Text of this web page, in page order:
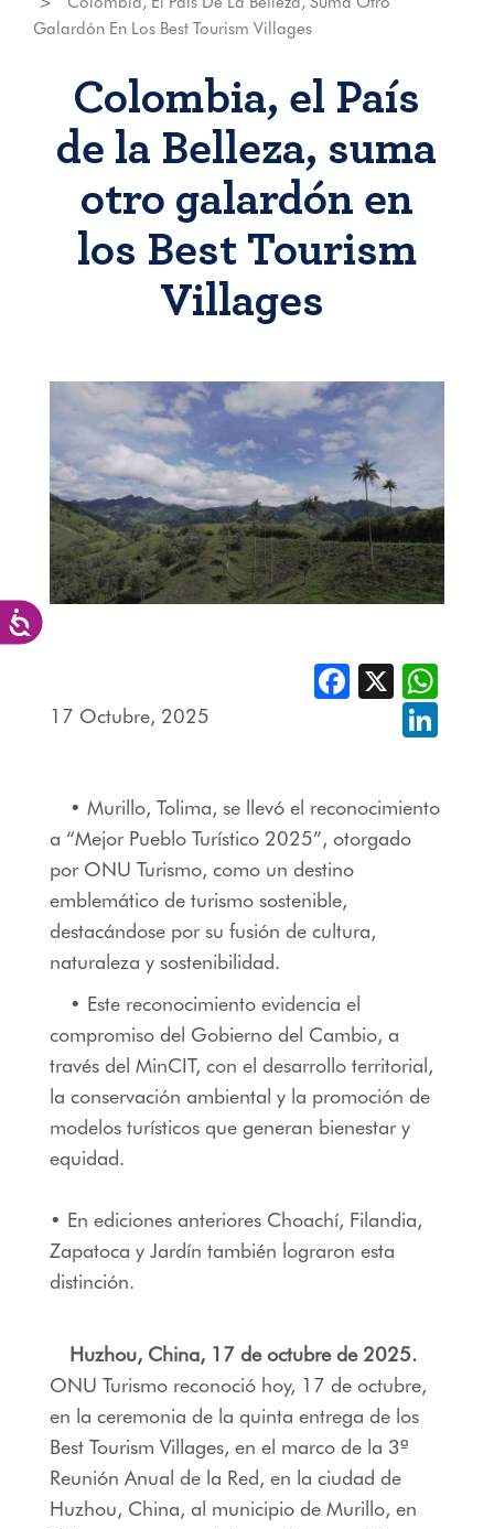
Accesibilidad
Galardón En Los Best Tourism Villages
Colombia, el País
de la Belleza, suma
otro galardón en
los Best Tourism
Villages
17 Octubre, 2025
Facebook
X
• Murillo, Tolima, se llevó el reconocimiento
a “Mejor Pueblo Turístico 2025”, otorgado
por ONU Turismo, como un destino
emblemático de turismo sostenible,
destacándose por su fusión de cultura,
naturaleza y sostenibilidad.
• Este reconocimiento evidencia el
compromiso del Gobierno del Cambio, a
través del MinCIT, con el desarrollo territorial,
la conservación ambiental y la promoción de
modelos turísticos que generan bienestar y
equidad.
• En ediciones anteriores Choachí, Filandia,
Zapatoca y Jardín también lograron esta
distinción.
Huzhou, China, 17 de octubre de 2025.
ONU Turismo reconoció hoy, 17 de octubre,
en la ceremonia de la quinta entrega de los
Best Tourism Villages, en el marco de la 3ª
Reunión Anual de la Red, en la ciudad de
Huzhou, China, al municipio de Murillo, en